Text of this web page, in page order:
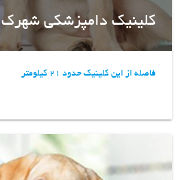
کلینیک دامپزشکی شهرک
فاصله از این کلینیک حدود 21 کیلومتر